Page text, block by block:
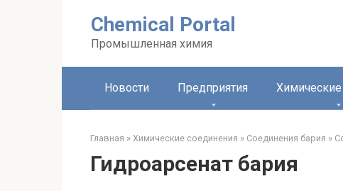
Chemical Portal
Промышленная химия
Новости Предприятия
Главная » Химические соединения » Соединения бария »
Гидроарсенат бария